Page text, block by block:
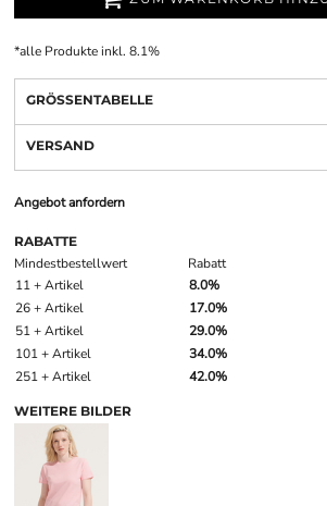
*alle Produkte inkl. 8.1%
GRÖSSENTABELLE
VERSAND
Angebot anfordern
RABATTE
Mindestbestellwert
Rabatt
11 + Artikel
8.0%
26 + Artikel
17.0%
51 + Artikel
29.0%
101 + Artikel
34.0%
251 + Artikel
42.0%
WEITERE BILDER